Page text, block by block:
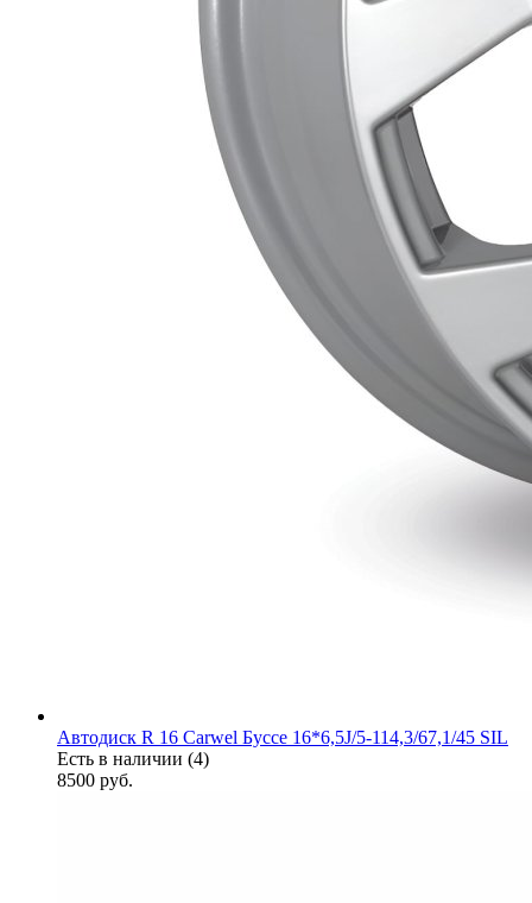
Автодиск R 16 Carwel Буссе 16*6,5J/5-114,3/67,1/45 SIL
Есть в наличии (4)
8500 руб.